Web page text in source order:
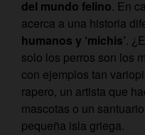
del mundo felino. En
acerca a una historia
humanos y ‘michis’.
solo los perros son los
con ejemplos tan
rapero, un artista que
mascotas o un
pequeña isla griega.